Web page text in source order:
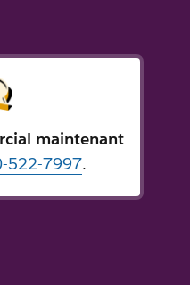
maintenant
522-7997.